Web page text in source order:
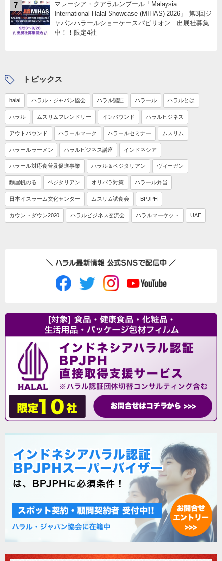
7
マレーシア・クアラルンプール「Malaysia
International Halal Showcase (MIHAS) 2026」 第3回ジ
ャパンハラールショーケースパビリオン 出展社募集
中！！限定4社
トピックス
halal ハラル・ジャパン協会 ハラル認証 ハラール ハラルとは
ハラル ムスリムフレンドリー インバウンド ハラルビジネス
アウトバウンド ハラールマーク ハラールセミナー ムスリム
ハラールラーメン ハラルビジネス講座 インドネシア
ハラール対応食普及促進事業 ハラル＆ベジタリアン ヴィーガン
麵屋帆のる ベジタリアン オリパラ対策 ハラール弁当
日本イスラーム文化センター ムスリム試食会 BPJPH
カウントダウン2020 ハラルビジネス交流会 ハラルマーケット UAE